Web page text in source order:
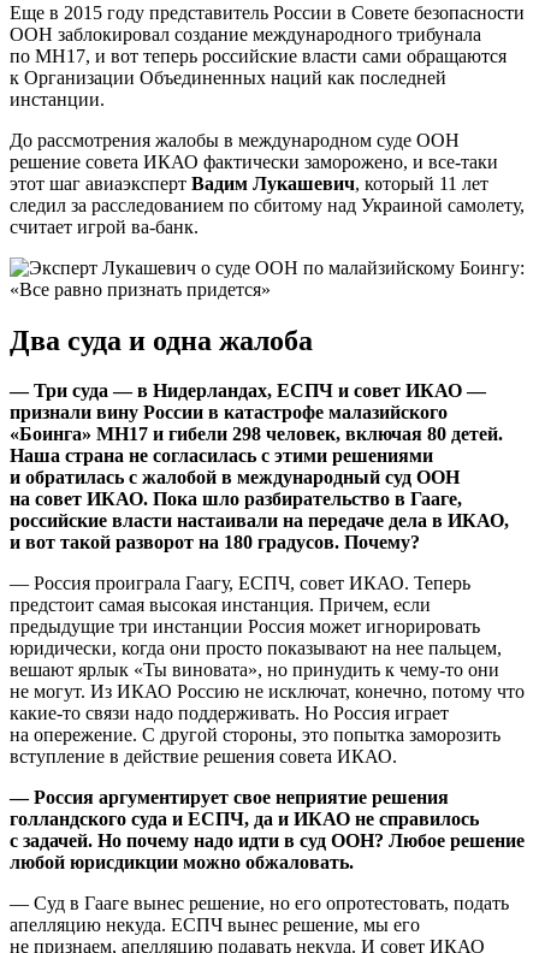
Еще в 2015 году представитель России в Совете безопасности
ООН заблокировал создание международного трибунала
по МН17, и вот теперь российские власти сами обращаются
к Организации Объединенных наций как последней
инстанции.
До рассмотрения жалобы в международном суде ООН
решение совета ИКАО фактически заморожено, и все-таки
этот шаг авиаэксперт Вадим Лукашевич, который 11 лет
следил за расследованием по сбитому над Украиной самолету,
считает игрой ва-банк.
Два суда и одна жалоба
— Три суда — в Нидерландах, ЕСПЧ и совет ИКАО —
признали вину России в катастрофе малазийского
«Боинга» МН17 и гибели 298 человек, включая 80 детей.
Наша страна не согласилась с этими решениями
и обратилась с жалобой в международный суд ООН
на совет ИКАО. Пока шло разбирательство в Гааге,
российские власти настаивали на передаче дела в ИКАО,
и вот такой разворот на 180 градусов. Почему?
— Россия проиграла Гаагу, ЕСПЧ, совет ИКАО. Теперь
предстоит самая высокая инстанция. Причем, если
предыдущие три инстанции Россия может игнорировать
юридически, когда они просто показывают на нее пальцем,
вешают ярлык «Ты виновата», но принудить к чему-то они
не могут. Из ИКАО Россию не исключат, конечно, потому что
какие-то связи надо поддерживать. Но Россия играет
на опережение. С другой стороны, это попытка заморозить
вступление в действие решения совета ИКАО.
— Россия аргументирует свое неприятие решения
голландского суда и ЕСПЧ, да и ИКАО не справилось
с задачей. Но почему надо идти в суд ООН? Любое решение
любой юрисдикции можно обжаловать.
— Суд в Гааге вынес решение, но его опротестовать, подать
апелляцию некуда. ЕСПЧ вынес решение, мы его
не признаем, апелляцию подавать некуда. И совет ИКАО